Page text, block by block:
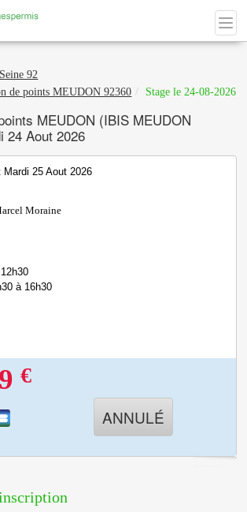
92
de points MEUDON 92360
Stage le 24-08-2026
MEUDON (IBIS MEUDON
24 Aout 2026
Mardi 25 Aout 2026
Moraine
à 16h30
€
ANNULÉ